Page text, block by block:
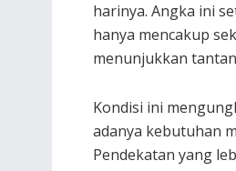
harinya. Angka ini
hanya mencakup
menunjukkan
Kondisi ini
adanya kebutuhan
Pendekatan yang